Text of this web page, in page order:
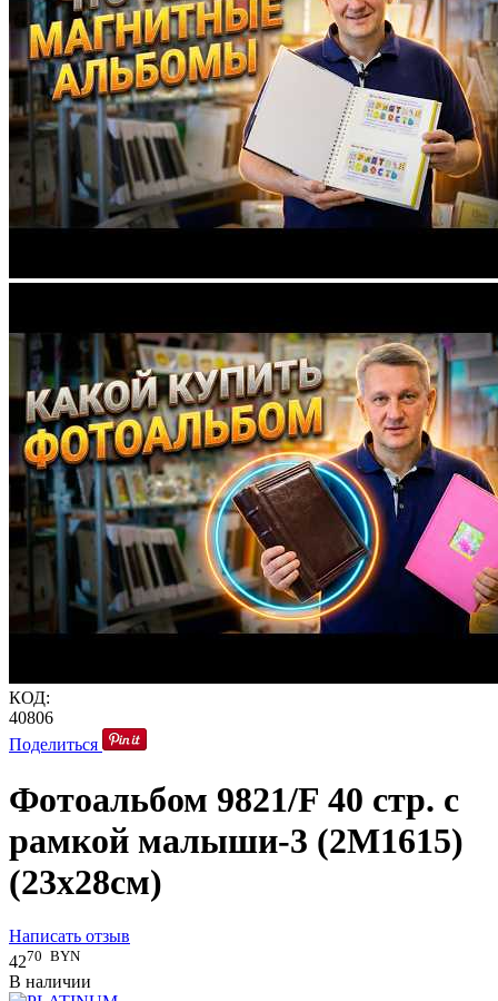
КОД:
40806
Поделиться
Фотоальбом 9821/F 40 стр. с
рамкой малыши-3 (2М1615)
(23x28см)
Написать отзыв
4270 BYN
В наличии